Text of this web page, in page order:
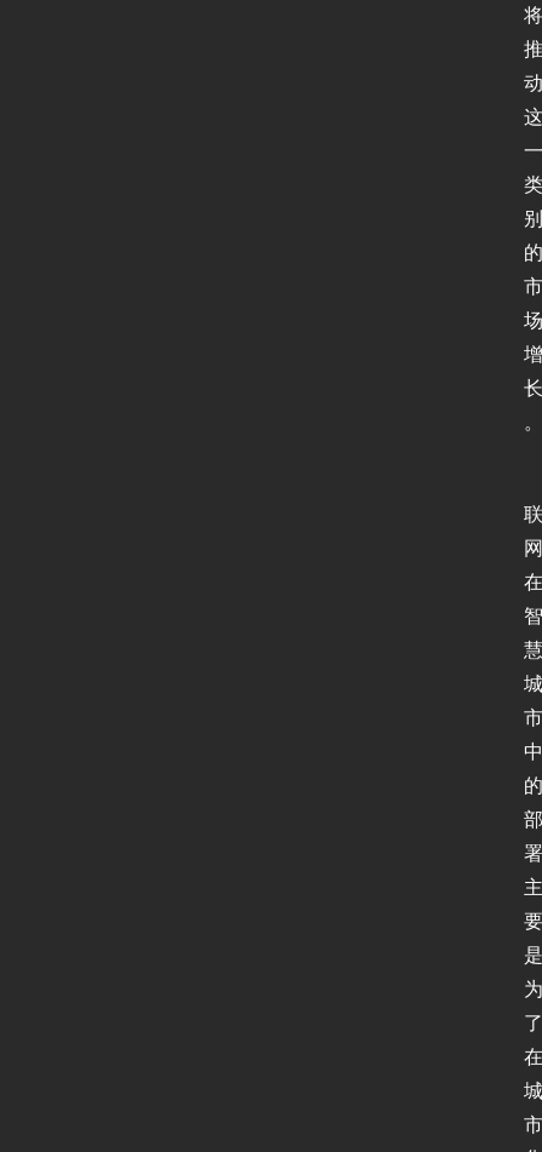
将
推
动
这
一
类
别
的
市
场
增
长
。
联
网
在
智
慧
城
市
中
的
部
署
主
要
是
为
了
在
城
市